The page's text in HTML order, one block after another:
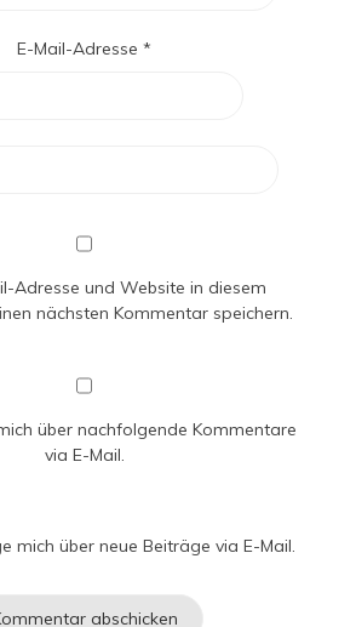
E-Mail-Adresse*
Adresse und Website in diesem
nächsten Kommentar speichern.
über nachfolgende Kommentare
via E-Mail.
mich über neue Beiträge via E-Mail.